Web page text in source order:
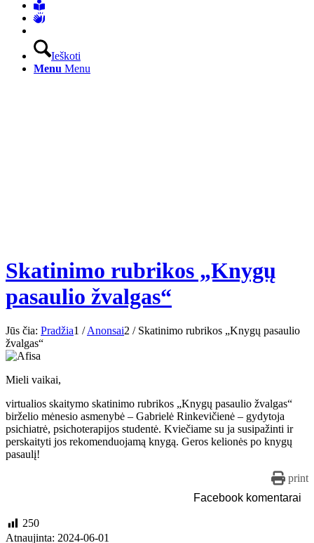
Ieškoti
Menu Menu
Skatinimo rubrikos „Knygų
pasaulio žvalgas“
Jūs čia: Pradžia1 / Anonsai2 / Skatinimo rubrikos „Knygų pasaulio
žvalgas“
Mieli vaikai,
virtualios skaitymo skatinimo rubrikos „Knygų pasaulio žvalgas“
birželio mėnesio asmenybė – Gabrielė Rinkevičienė – gydytoja
psichiatrė, psichoterapijos studentė. Kviečiame su ja susipažinti ir
perskaityti jos rekomenduojamą knygą. Geros kelionės po knygų
pasaulį!
print
Facebook komentarai
250
Atnaujinta: 2024-06-01